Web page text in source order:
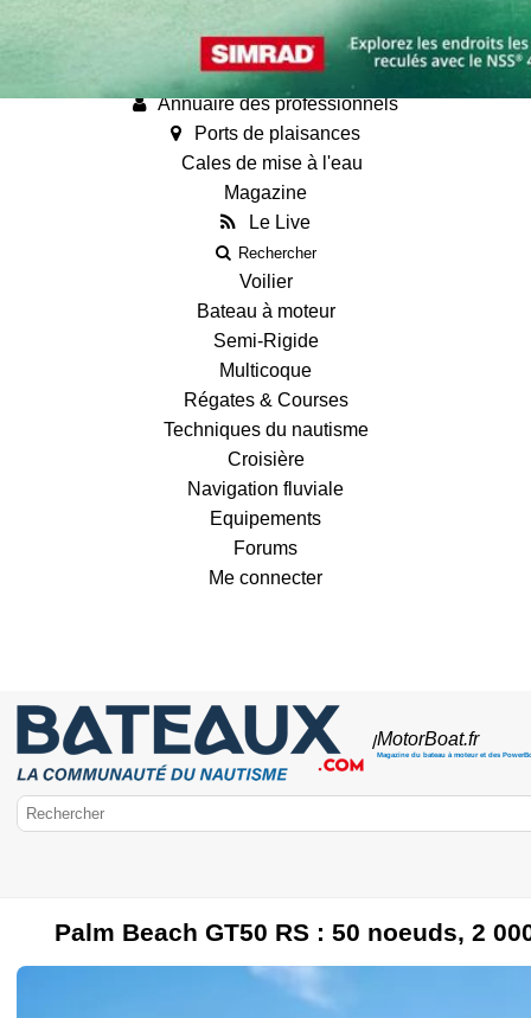
Guides
Fiches techniques des bateaux
Annuaire des professionnels
Ports de plaisances
Cales de mise à l'eau
Magazine
Le Live
Rechercher
Voilier
Bateau à moteur
Semi-Rigide
Multicoque
Régates & Courses
Techniques du nautisme
Croisière
Navigation fluviale
Equipements
Forums
Me connecter
/MotorBoat.fr
Magazine du bateau à moteur et des
Palm Beach GT50 RS : 50 noeuds, 2